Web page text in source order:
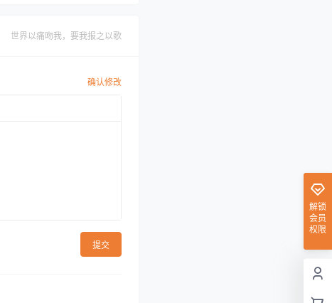
世界以痛吻我，要我报之以歌
确认修改
提交
解锁
会员
权限